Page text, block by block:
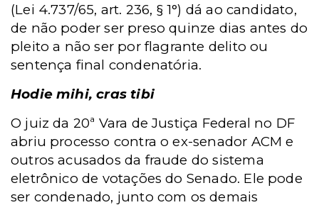
(Lei 4.737/65, art. 236, § 1°) dá ao candidato,
de não poder ser preso quinze dias antes do
pleito a não ser por flagrante delito ou
sentença final condenatória.
Hodie mihi, cras tibi
O juiz da 20ª Vara de Justiça Federal no DF
abriu processo contra o ex-senador ACM e
outros acusados da fraude do sistema
eletrônico de votações do Senado. Ele pode
ser condenado, junto com os demais